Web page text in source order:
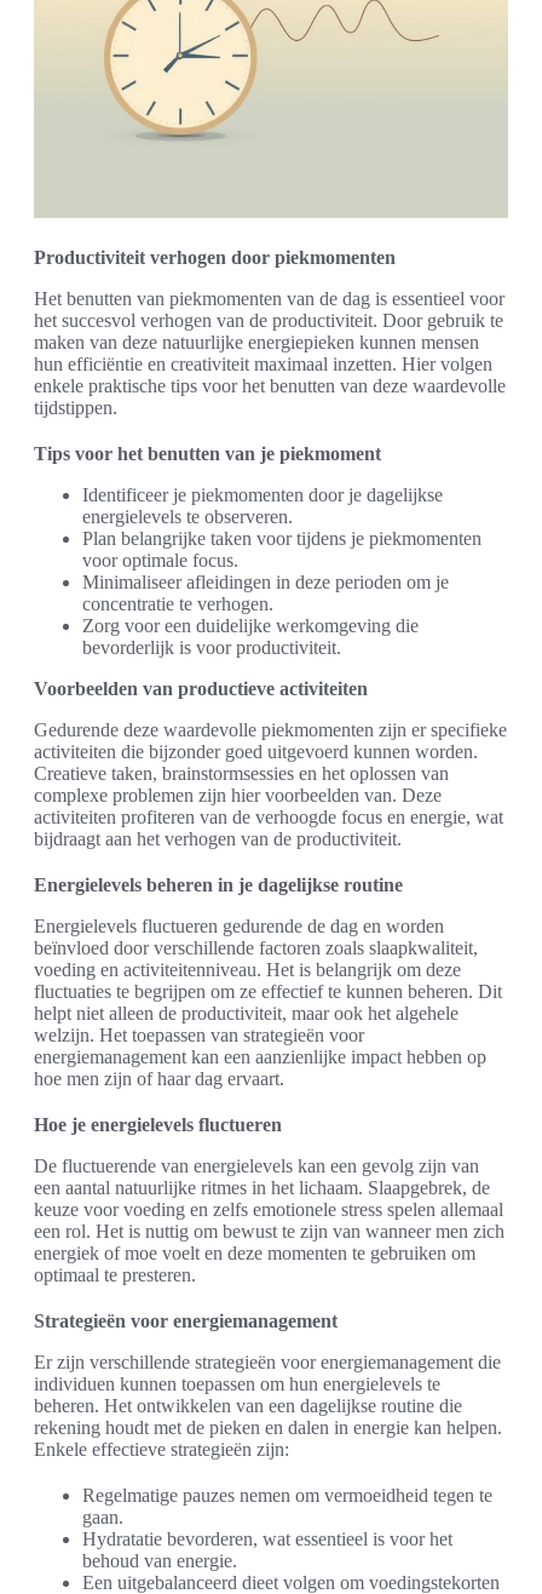
Productiviteit verhogen door piekmomenten
Het benutten van piekmomenten van de dag is essentieel voor
het succesvol verhogen van de productiviteit. Door gebruik te
maken van deze natuurlijke energiepieken kunnen mensen
hun efficiëntie en creativiteit maximaal inzetten. Hier volgen
enkele praktische tips voor het benutten van deze waardevolle
tijdstippen.
Tips voor het benutten van je piekmoment
Identificeer je piekmomenten door je dagelijkse
energielevels te observeren.
Plan belangrijke taken voor tijdens je piekmomenten
voor optimale focus.
Minimaliseer afleidingen in deze perioden om je
concentratie te verhogen.
Zorg voor een duidelijke werkomgeving die
bevorderlijk is voor productiviteit.
Voorbeelden van productieve activiteiten
Gedurende deze waardevolle piekmomenten zijn er specifieke
activiteiten die bijzonder goed uitgevoerd kunnen worden.
Creatieve taken, brainstormsessies en het oplossen van
complexe problemen zijn hier voorbeelden van. Deze
activiteiten profiteren van de verhoogde focus en energie, wat
bijdraagt aan het verhogen van de productiviteit.
Energielevels beheren in je dagelijkse routine
Energielevels fluctueren gedurende de dag en worden
beïnvloed door verschillende factoren zoals slaapkwaliteit,
voeding en activiteitenniveau. Het is belangrijk om deze
fluctuaties te begrijpen om ze effectief te kunnen beheren. Dit
helpt niet alleen de productiviteit, maar ook het algehele
welzijn. Het toepassen van strategieën voor
energiemanagement kan een aanzienlijke impact hebben op
hoe men zijn of haar dag ervaart.
Hoe je energielevels fluctueren
De fluctuerende van energielevels kan een gevolg zijn van
een aantal natuurlijke ritmes in het lichaam. Slaapgebrek, de
keuze voor voeding en zelfs emotionele stress spelen allemaal
een rol. Het is nuttig om bewust te zijn van wanneer men zich
energiek of moe voelt en deze momenten te gebruiken om
optimaal te presteren.
Strategieën voor energiemanagement
Er zijn verschillende strategieën voor energiemanagement die
individuen kunnen toepassen om hun energielevels te
beheren. Het ontwikkelen van een dagelijkse routine die
rekening houdt met de pieken en dalen in energie kan helpen.
Enkele effectieve strategieën zijn:
Regelmatige pauzes nemen om vermoeidheid tegen te
gaan.
Hydratatie bevorderen, wat essentieel is voor het
behoud van energie.
Een uitgebalanceerd dieet volgen om voedingstekorten